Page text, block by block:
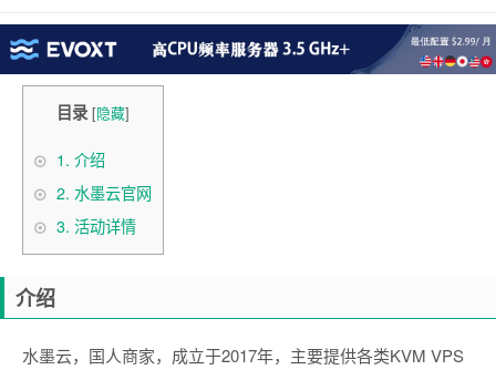
目录 [隐藏]
1. 介绍
2. 水墨云官网
3. 活动详情
介绍
水墨云，国人商家，成立于2017年，主要提供各类KVM VPS